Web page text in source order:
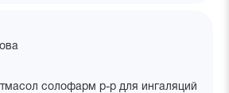
солофарм р-р для ингаляций